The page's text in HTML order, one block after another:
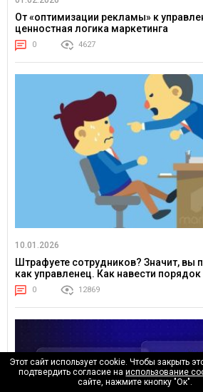
От «оптимизации рекламы» к
ценностная логика маркетинга
0 4627
10.01.2026
Штрафуете сотрудников? Значит, вы
как управленец. Как навести порядок
0 12869
Этот сайт использует cookie. Чтобы закрыть
подтвердить согласие наиспользование
сайте, нажмите кнопку "Ок".